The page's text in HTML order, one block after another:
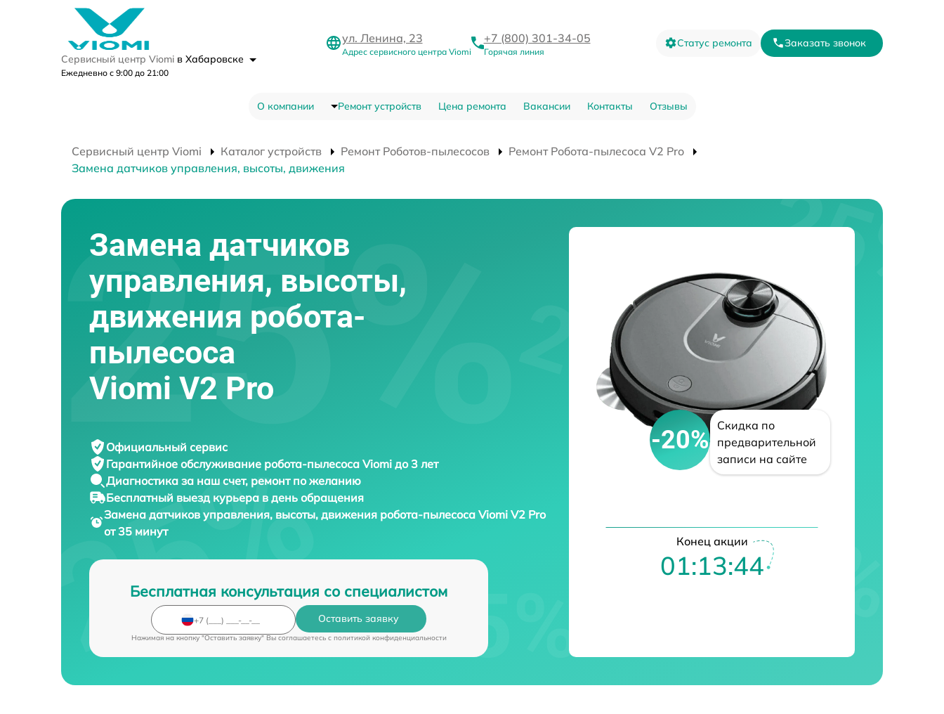
Сервисный центр Viomi в Хабаровске
Ежедневно с 9:00 до 21:00
ул. Ленина, 23
Адрес сервисного центра Viomi
+7 (800) 301-34-05
Горячая линия
Статус ремонта Заказать звонок
О компании Ремонт устройств Цена ремонта Вакансии Контакты Отзывы
Сервисный центр Viomi Каталог устройств Ремонт Роботов-пылесосов
Ремонт Робота-пылесоса V2 Pro
Замена датчиков управления, высоты, движения
Замена датчиков
управления, высоты,
движения робота-
пылесоса
Viomi V2 Pro
Официальный сервис
Гарантийное обслуживание робота-пылесоса Viomi до 3 лет
Диагностика за наш счет, ремонт по желанию
Бесплатный выезд курьера в день обращения
Замена датчиков управления, высоты, движения робота-пылесоса Viomi V2 Pro
от 35 минут
Бесплатная консультация со специалистом
Оставить заявку
Нажимая на кнопку "Оставить заявку" Вы соглашаетесь c политикой конфиденциальности
-20%
Скидка по
предварительной
записи на сайте
Конец акции
01:13:43